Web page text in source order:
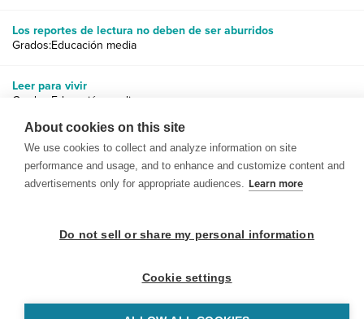
Los reportes de lectura no deben de ser aburridos
Grados:Educación media
Leer para vivir
Grados:Educación media
About cookies on this site
We use cookies to collect and analyze information on site
performance and usage, and to enhance and customize content and
advertisements only for appropriate audiences. Learn more
Do not sell or share my personal information
Cookie settings